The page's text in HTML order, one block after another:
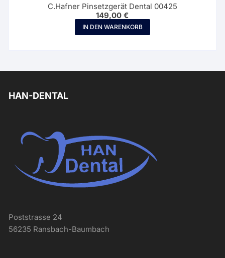
C.Hafner Pinsetzgerät Dental 00425
149,00€
IN DEN WARENKORB
HAN-DENTAL
Poststrasse 24
56235 Ransbach-Baumbach